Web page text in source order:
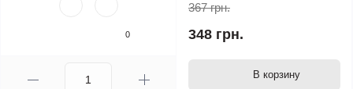
0
367 грн.
348 грн.
В корзину